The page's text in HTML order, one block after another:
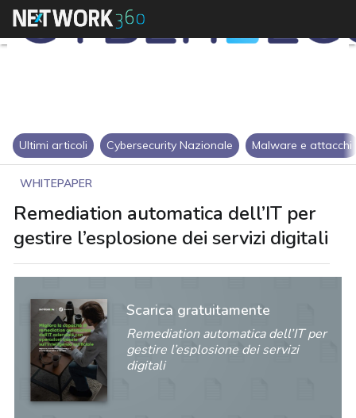
Ultimi articoli Cybersecurity Nazionale Malware e attacchi
WHITEPAPER
Remediation automatica dell’IT per
gestire l’esplosione dei servizi digitali
Scarica gratuitamente
Remediation automatica dell’IT per
gestire l’esplosione dei servizi
digitali